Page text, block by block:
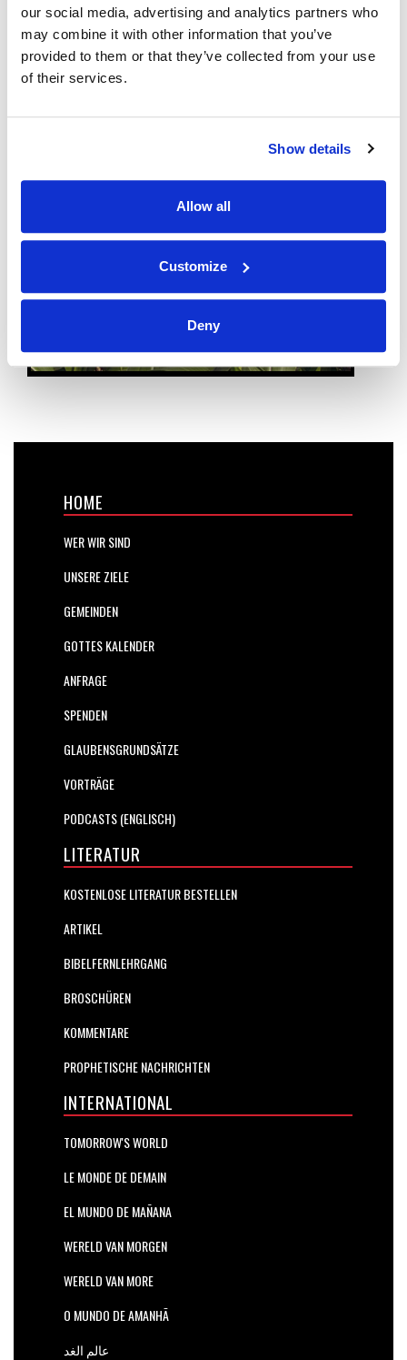
our social media, advertising and analytics partners who
may combine it with other information that you’ve
provided to them or that they’ve collected from your use
of their services.
Show details
Allow all
Customize
Deny
HOME
WER WIR SIND
UNSERE ZIELE
GEMEINDEN
GOTTES KALENDER
ANFRAGE
SPENDEN
GLAUBENSGRUNDSÄTZE
VORTRÄGE
PODCASTS (ENGLISCH)
LITERATUR
KOSTENLOSE LITERATUR BESTELLEN
ARTIKEL
BIBELFERNLEHRGANG
BROSCHÜREN
KOMMENTARE
PROPHETISCHE NACHRICHTEN
INTERNATIONAL
TOMORROW'S WORLD
LE MONDE DE DEMAIN
EL MUNDO DE MAÑANA
WERELD VAN MORGEN
WERELD VAN MORE
O MUNDO DE AMANHÃ
عالم الغد